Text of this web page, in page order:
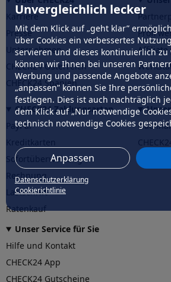
Unvergleichlich lecker
Mit dem Klick auf „geht klar”
über Cookies ein verbessertes
servieren und dieses kontinuierlich zu
können wir Ihnen bei unseren
Werbung und passende Angebote
„anpassen” können Sie Ihre
festlegen. Dies ist auch nachträglich
dem Klick auf „Nur notwendige
technisch notwendige Cookies
Anpassen
Datenschutzerklärung
Cookierichtlinie
Karriere
Presse
Unternehmen
CHECK24 Österreich
CHECK24 Spanien
Profi
Affiliate
CHECK24 Zahlungsarten
PayPal
Sofortüberweisung
Rechnung
Lastschrift
Ratenkauf
Unser Service für Sie
Hilfe und Kontakt
CHECK24 App
CHECK24 Gutscheine